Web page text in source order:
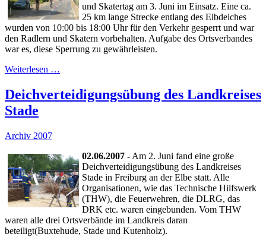
und Skatertag am 3. Juni im Einsatz. Eine ca.
25 km lange Strecke entlang des Elbdeiches
wurden von 10:00 bis 18:00 Uhr für den Verkehr gesperrt und war
den Radlern und Skatern vorbehalten. Aufgabe des Ortsverbandes
war es, diese Sperrung zu gewährleisten.
Weiterlesen …
Deichverteidigungsübung des Landkreises
Stade
Archiv 2007
02.06.2007 - Am 2. Juni fand eine große
Deichverteidigungsübung des Landkreises
Stade in Freiburg an der Elbe statt. Alle
Organisationen, wie das Technische Hilfswerk
(THW), die Feuerwehren, die DLRG, das
DRK etc. waren eingebunden. Vom THW
waren alle drei Ortsverbände im Landkreis daran
beteiligt(Buxtehude, Stade und Kutenholz).